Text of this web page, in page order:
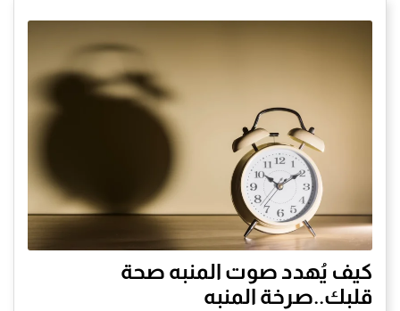
كيف يُهدد صوت المنبه صحة
قلبك..صرخة المنبه